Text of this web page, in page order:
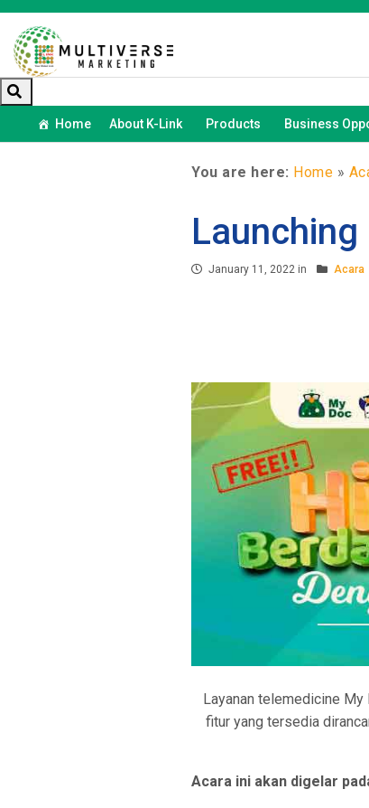
Home About K-Link Products Business
You are here: Home »
Launching
January 11, 2022 in Acara
Layanan telemedicine My
fitur yang tersedia
Acara ini akan digelar